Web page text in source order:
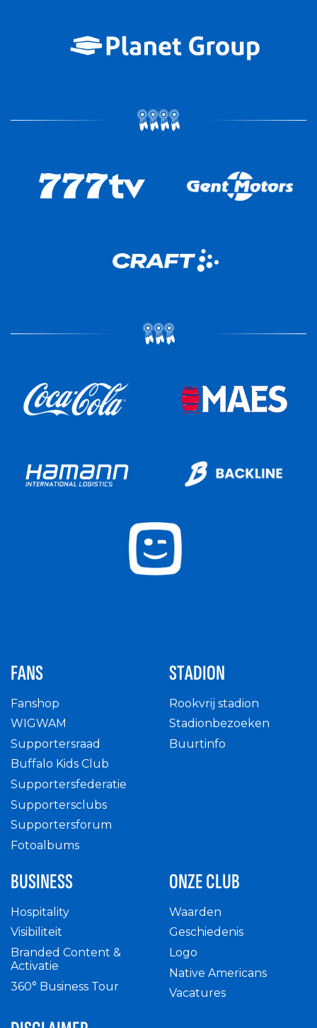
FANS
Fanshop
WIGWAM
Supportersraad
Buffalo Kids Club
Supportersfederatie
Supportersclubs
Supportersforum
Fotoalbums
STADION
Rookvrij stadion
Stadionbezoeken
Buurtinfo
BUSINESS
Hospitality
Visibiliteit
Branded Content &
Activatie
360° Business Tour
ONZE CLUB
Waarden
Geschiedenis
Logo
Native Americans
Vacatures